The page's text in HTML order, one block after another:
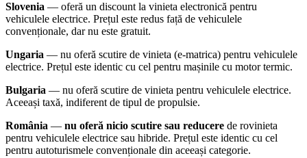
Slovenia — oferă un discount la vinieta electronică pentru
vehiculele electrice. Prețul este redus față de vehiculele
convenționale, dar nu este gratuit.
Ungaria — nu oferă scutire de vinieta (e-matrica) pentru vehiculele
electrice. Prețul este identic cu cel pentru mașinile cu motor termic.
Bulgaria — nu oferă scutire de vinieta pentru vehiculele electrice.
Aceeași taxă, indiferent de tipul de propulsie.
România — nu oferă nicio scutire sau reducere de rovinieta
pentru vehiculele electrice sau hibride. Prețul este identic cu cel
pentru autoturismele convenționale din aceeași categorie.